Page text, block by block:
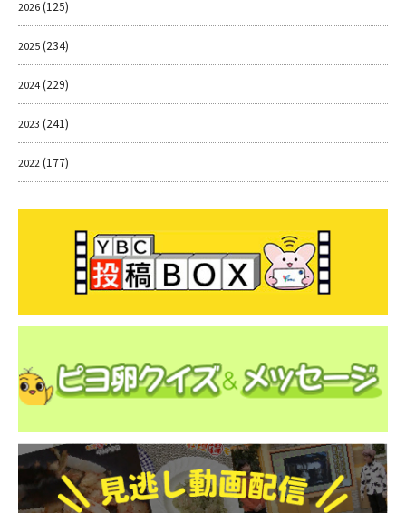
2026(125)
2025(234)
2024(229)
2023 (241)
2022(177)